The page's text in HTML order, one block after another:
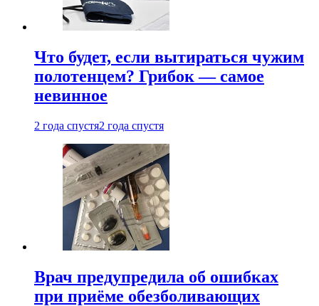
Что будет, если вытираться чужим
полотенцем? Грибок — самое
невинное
2 года спустя2 года спустя
Врач предупредила об ошибках
при приëме обезболивающих